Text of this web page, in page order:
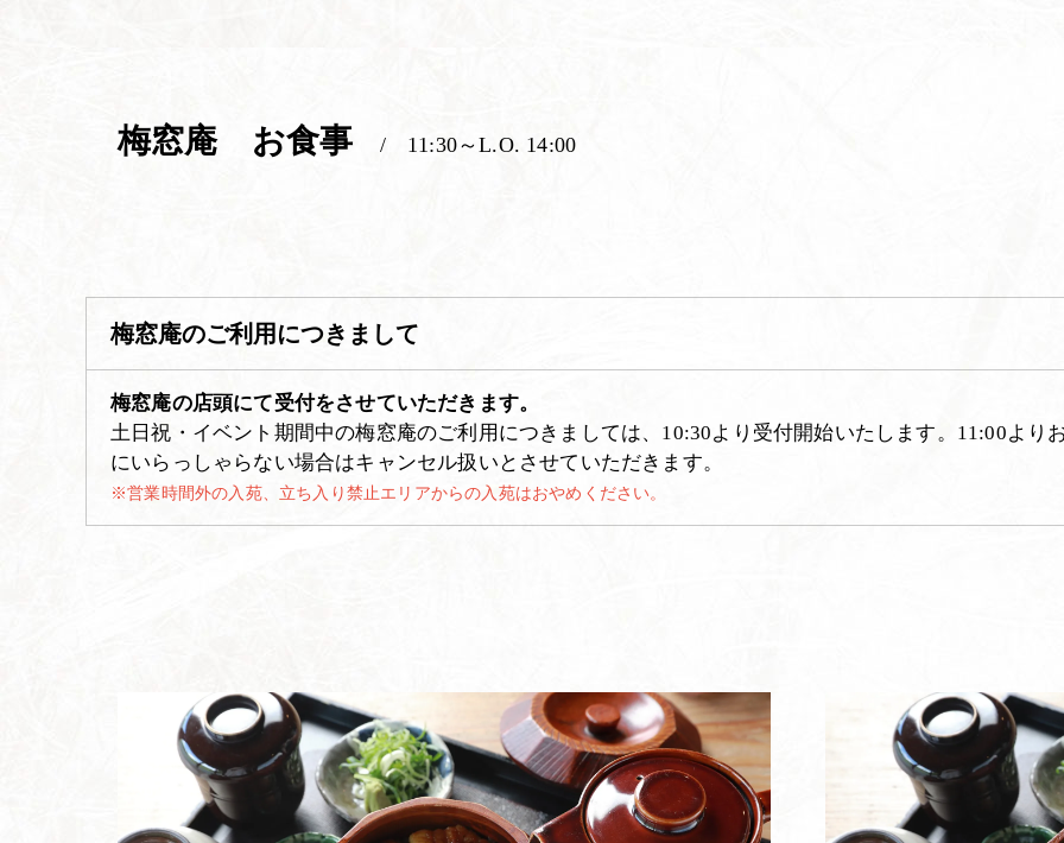
梅窓庵 お食事 11:30～L.O. 14:00
梅窓庵のご利用につきまして
梅窓庵の店頭にて受付をさせていただきます。
土日祝・イベント期間中の梅窓庵のご利用につきましては、10:30より受付開始いたします。11:00より
にいらっしゃらない場合はキャンセル扱いとさせていただきます。
※営業時間外の入苑、立ち入り禁止エリアからの入苑はおやめください。